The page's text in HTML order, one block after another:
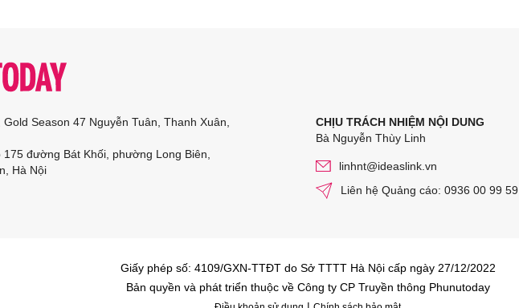
Gold Season 47 Nguyễn Tuân, Thanh Xuân,
175 đường Bát Khối, phường Long Biên,
Hà Nội
CHỊU TRÁCH NHIỆM NỘI DUNG
Bà Nguyễn Thùy Linh
linhnt@ideaslink.vn
Liên hệ Quảng cáo: 0936 00 99 59
Giấy phép số: 4109/GXN-TTĐT do Sở TTTT Hà Nội cấp ngày 27/12/2022
Bản quyền và phát triển thuộc về Công ty CP Truyền thông Phunutoday